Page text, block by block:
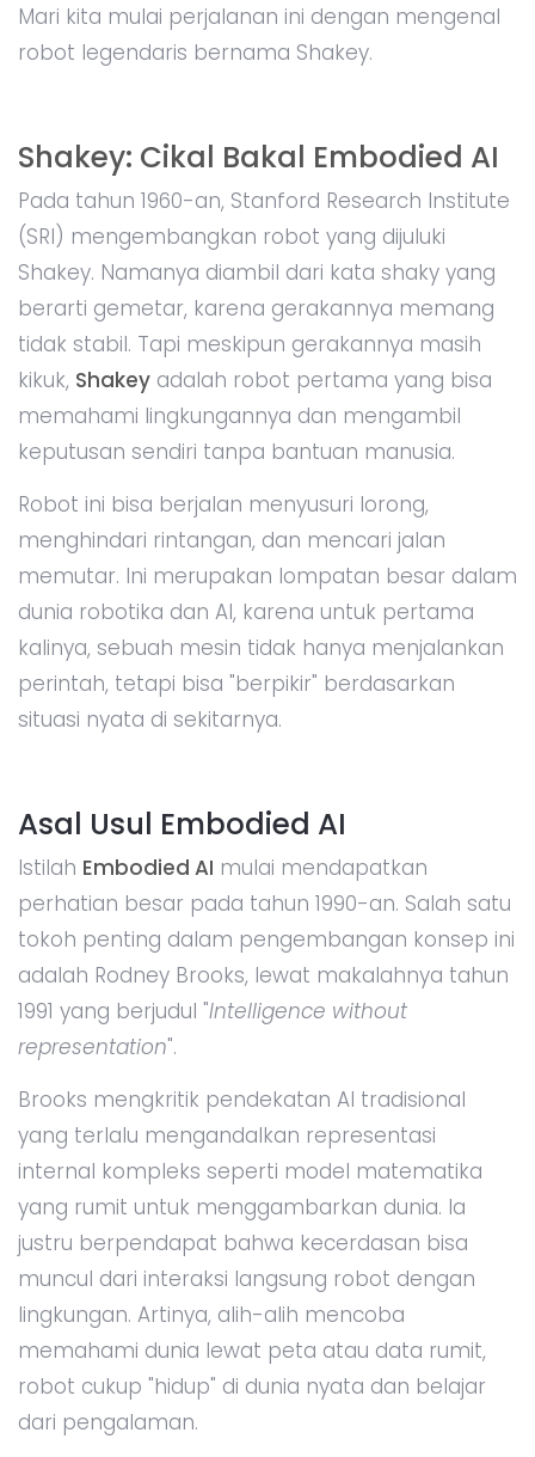
Mari kita mulai perjalanan ini dengan mengenal
robot legendaris bernama Shakey.
Shakey: Cikal Bakal Embodied AI
Pada tahun 1960-an, Stanford Research Institute
(SRI) mengembangkan robot yang dijuluki
Shakey. Namanya diambil dari kata shaky yang
berarti gemetar, karena gerakannya memang
tidak stabil. Tapi meskipun gerakannya masih
kikuk, Shakey adalah robot pertama yang bisa
memahami lingkungannya dan mengambil
keputusan sendiri tanpa bantuan manusia.
Robot ini bisa berjalan menyusuri lorong,
menghindari rintangan, dan mencari jalan
memutar. Ini merupakan lompatan besar dalam
dunia robotika dan AI, karena untuk pertama
kalinya, sebuah mesin tidak hanya menjalankan
perintah, tetapi bisa "berpikir" berdasarkan
situasi nyata di sekitarnya.
Asal Usul Embodied AI
Istilah Embodied AI mulai mendapatkan
perhatian besar pada tahun 1990-an. Salah satu
tokoh penting dalam pengembangan konsep ini
adalah Rodney Brooks, lewat makalahnya tahun
1991 yang berjudul "Intelligence without
representation".
Brooks mengkritik pendekatan AI tradisional
yang terlalu mengandalkan representasi
internal kompleks seperti model matematika
yang rumit untuk menggambarkan dunia. Ia
justru berpendapat bahwa kecerdasan bisa
muncul dari interaksi langsung robot dengan
lingkungan. Artinya, alih-alih mencoba
memahami dunia lewat peta atau data rumit,
robot cukup "hidup" di dunia nyata dan belajar
dari pengalaman.